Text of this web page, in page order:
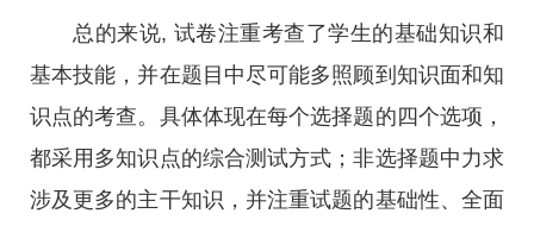
总的来说, 试卷注重考查了学生的基础知识和
基本技能，并在题目中尽可能多照顾到知识面和知
识点的考查。具体体现在每个选择题的四个选项，
都采用多知识点的综合测试方式；非选择题中力求
涉及更多的主干知识，并注重试题的基础性、全面